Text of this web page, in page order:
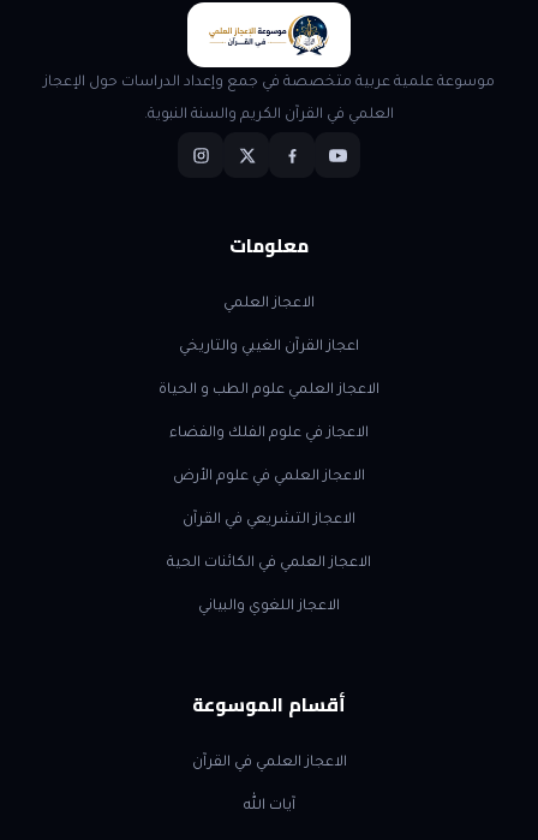
موسوعة علمية عربية متخصصة في جمع وإعداد الدراسات حول الإعجاز
العلمي في القرآن الكريم والسنة النبوية.
معلومات
الاعجاز العلمي
اعجاز القرآن الغيبي والتاريخي
الاعجاز العلمي علوم الطب و الحياة
الاعجاز في علوم الفلك والفضاء
الاعجاز العلمي في علوم الأرض
الاعجاز التشريعي في القرآن
الاعجاز العلمي في الكائنات الحية
الاعجاز اللغوي والبياني
أقسام الموسوعة
الاعجاز العلمي في القرآن
آيات الله